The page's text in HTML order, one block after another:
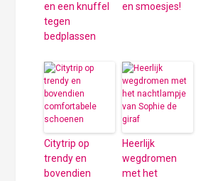
en een knuffel
tegen
bedplassen
en smoesjes!
Citytrip op
trendy en
bovendien
Heerlijk
wegdromen
met het